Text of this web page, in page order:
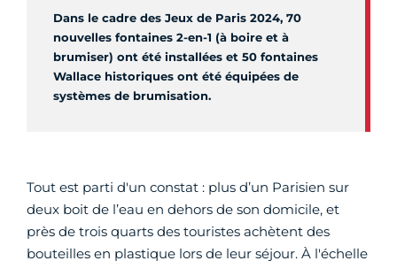
Dans le cadre des Jeux de Paris 2024, 70
nouvelles fontaines 2-en-1 (à boire et à
brumiser) ont été installées et 50 fontaines
Wallace historiques ont été équipées de
systèmes de brumisation.
Tout est parti d'un constat : plus d’un Parisien sur
deux boit de l’eau en dehors de son domicile, et
près de trois quarts des touristes achètent des
bouteilles en plastique lors de leur séjour. À l'échelle